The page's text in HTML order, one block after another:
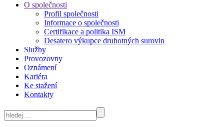
O společnosti
Profil společnosti
Informace o společnosti
Certifikace a politika ISM
Desatero výkupce druhotných surovin
Služby
Provozovny
Oznámení
Kariéra
Ke stažení
Kontakty